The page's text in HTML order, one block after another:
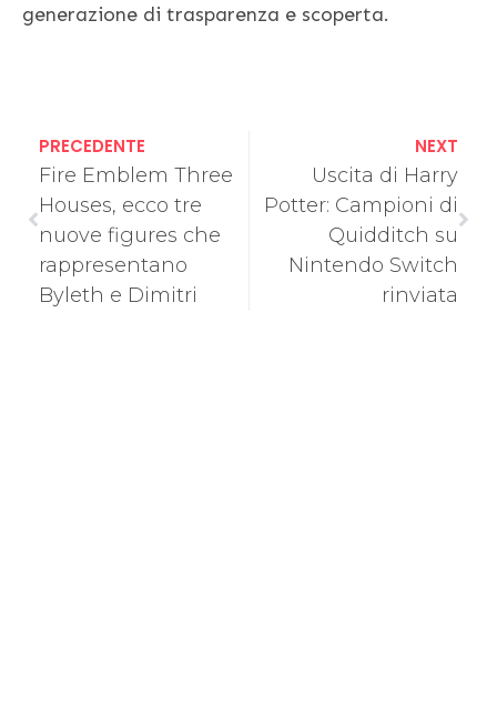
generazione di trasparenza e scoperta.
PRECEDENTE
Fire Emblem Three
Houses, ecco tre
nuove figures che
rappresentano
Byleth e Dimitri
NEXT
Uscita di Harry
Potter: Campioni di
Quidditch su
Nintendo Switch
rinviata